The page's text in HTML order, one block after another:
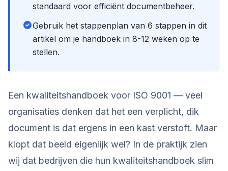
standaard voor efficiënt documentbeheer.
Gebruik het stappenplan van 6 stappen in dit
artikel om je handboek in 8-12 weken op te
stellen.
Een kwaliteitshandboek voor ISO 9001 — veel
organisaties denken dat het een verplicht, dik
document is dat ergens in een kast verstoft. Maar
klopt dat beeld eigenlijk wel? In de praktijk zien
wij dat bedrijven die hun kwaliteitshandboek slim